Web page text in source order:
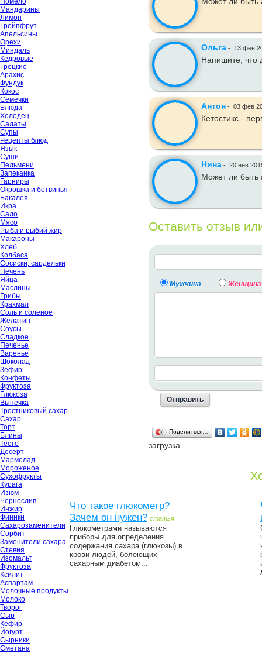
Мандарины
Лимон
Грейпфрут
Апельсины
Орехи
Миндаль
Кедровые
Грецкие
Арахис
Фундук
Кокос
Семечки
Блюда
Холодец
Салаты
Супы
Рецепты блюд
Язык
Суши
Пельмени
Запеканка
Гарниры
Окрошка и ботвинья
Бакалея
Икра
Сало
Мясо
Рыба и рыбий жир
Макароны
Хлеб
Колбаса
Сосиски, сардельки
Печень
Яйца
Маслины
Грибы
Крахмал
Соль и соленое
Желатин
Соусы
Сладкое
Печенье
Варенье
Шоколад
Зефир
Конфеты
Фруктоза
Глюкоза
Выпечка
Тростниковый сахар
Сахар
Торт
Блины
Тесто
Десерт
Мармелад
Мороженое
Сухофрукты
Курага
Изюм
Чернослив
Инжир
Финики
Сахарозаменители
Сорбит
Заменители сахара
Стевия
Изомальт
Фруктоза
Ксилит
Аспартам
Молочные продукты
Молоко
Творог
Сыр
Кефир
Йогурт
Сырники
Сметана
Ольга - 13 фев
Напишите, что
Антон - 03 фев
Кетостикс -
Нина - 20 янв
Может ли быть
Оставить отзыв
Мужчина Женщина
Поделиться…
загрузка...
Что такое глюкометр?
Зачем он нужен? статья
Глюкометрами называются
приборы для определения
содержания сахара (глюкозы) в
крови людей, болеющих
сахарным диабетом...